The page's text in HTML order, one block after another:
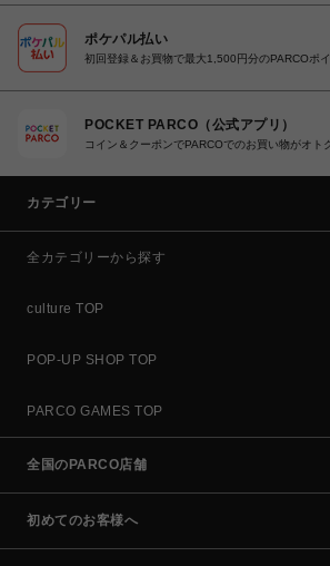
ポケパル払い
初回登録＆お買物で最大1,500円分のPARCOポ
POCKET PARCO（公式アプリ）
コイン＆クーポンでPARCOでのお買い物がオト
カテゴリー
全カテゴリーから探す
culture TOP
POP-UP SHOP TOP
PARCO GAMES TOP
全国のPARCO店舗
初めてのお客様へ